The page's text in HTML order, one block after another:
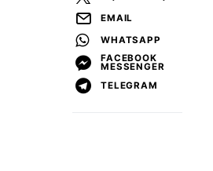
EMAIL
WHATSAPP
FACEBOOK
MESSENGER
TELEGRAM